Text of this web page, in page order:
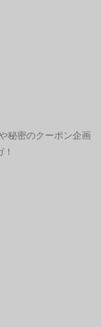
秘密のクーポン企画